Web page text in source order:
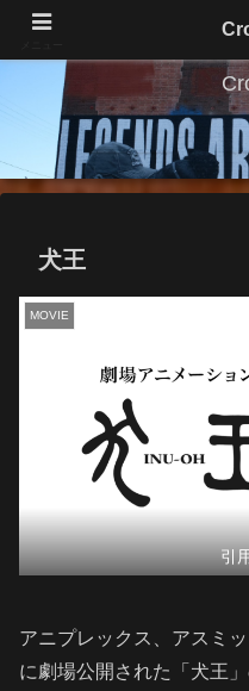
犬王
MOVIE
引
アニプレックス、アスミ
に劇場公開された「犬王」